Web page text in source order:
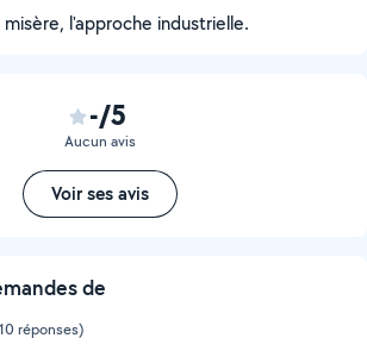
l'approche industrielle.
-/5
Aucun avis
Voir ses avis
de
réponses)